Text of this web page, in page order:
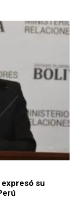
expresó su